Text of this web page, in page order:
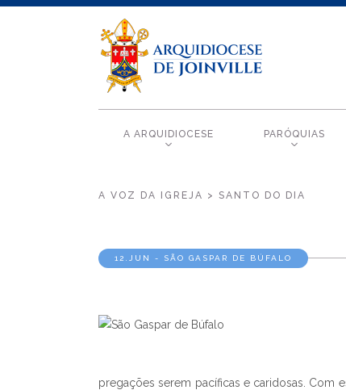
A ARQUIDIOCESE PARÓQUIAS
A VOZ DA IGREJA > SANTO DO DIA
12.JUN - SÃO GASPAR DE BÚFALO
pregações serem pacíficas e caridosas. Com